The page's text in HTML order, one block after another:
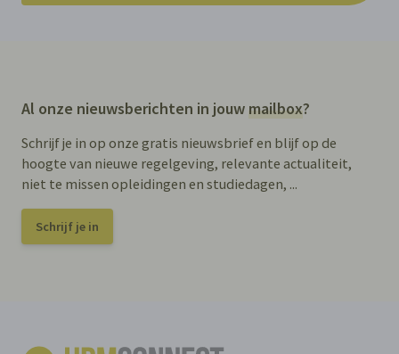
Al onze nieuwsberichten in jouw mailbox?
Schrijf je in op onze gratis nieuwsbrief en blijf op de
hoogte van nieuwe regelgeving, relevante actualiteit,
niet te missen opleidingen en studiedagen, ...
Schrijf je in